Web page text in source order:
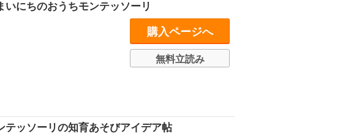
にちのおうちモンテッソーリ
購入ページへ
無料立読み
ッソーリの知育あそびアイデア帖